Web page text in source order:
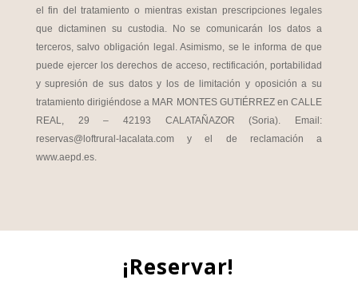
el fin del tratamiento o mientras existan prescripciones legales
que dictaminen su custodia. No se comunicarán los datos a
terceros, salvo obligación legal. Asimismo, se le informa de que
puede ejercer los derechos de acceso, rectificación, portabilidad
y supresión de sus datos y los de limitación y oposición a su
tratamiento dirigiéndose a MAR MONTES GUTIÉRREZ en CALLE
REAL, 29 – 42193 CALATAÑAZOR (Soria). Email:
reservas@loftrural-lacalata.com y el de reclamación a
www.aepd.es.
¡Reservar!